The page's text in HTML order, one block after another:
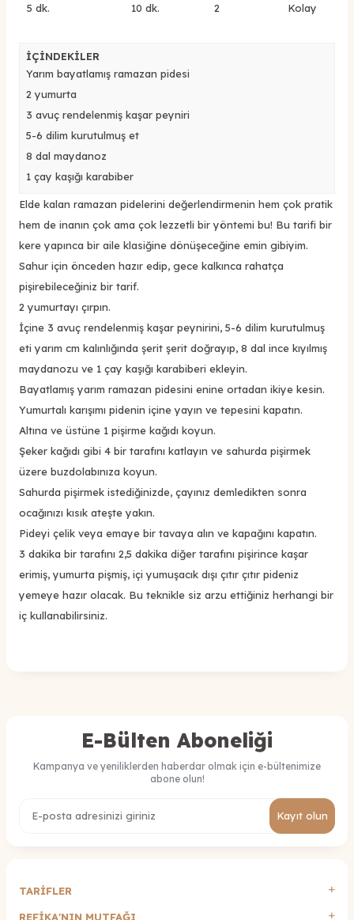
5 dk. 10 dk. 2 Kolay
İÇİNDEKİLER
Yarım bayatlamış ramazan pidesi
2 yumurta
3 avuç rendelenmiş kaşar peyniri
5-6 dilim kurutulmuş et
8 dal maydanoz
1 çay kaşığı karabiber
Elde kalan ramazan pidelerini değerlendirmenin hem çok pratik
hem de inanın çok ama çok lezzetli bir yöntemi bu! Bu tarifi bir
kere yapınca bir aile klasiğine dönüşeceğine emin gibiyim.
Sahur için önceden hazır edip, gece kalkınca rahatça
pişirebileceğiniz bir tarif.
2 yumurtayı çırpın.
İçine 3 avuç rendelenmiş kaşar peynirini, 5-6 dilim kurutulmuş
eti yarım cm kalınlığında şerit şerit doğrayıp, 8 dal ince kıyılmış
maydanozu ve 1 çay kaşığı karabiberi ekleyin.
Bayatlamış yarım ramazan pidesini enine ortadan ikiye kesin.
Yumurtalı karışımı pidenin içine yayın ve tepesini kapatın.
Altına ve üstüne 1 pişirme kağıdı koyun.
Şeker kağıdı gibi 4 bir tarafını katlayın ve sahurda pişirmek
üzere buzdolabınıza koyun.
Sahurda pişirmek istediğinizde, çayınız demledikten sonra
ocağınızı kısık ateşte yakın.
Pideyi çelik veya emaye bir tavaya alın ve kapağını kapatın.
3 dakika bir tarafını 2,5 dakika diğer tarafını pişirince kaşar
erimiş, yumurta pişmiş, içi yumuşacık dışı çıtır çıtır pideniz
yemeye hazır olacak. Bu teknikle siz arzu ettiğiniz herhangi bir
iç kullanabilirsiniz.
E-Bülten Aboneliği
Kampanya ve yeniliklerden haberdar olmak için e-bültenimize
abone olun!
Kayıt olun
TARİFLER
REFİKA'NIN MUTFAĞI